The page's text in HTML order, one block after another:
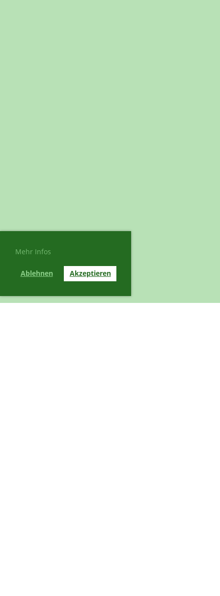
Mehr Infos
Ablehnen Akzeptieren